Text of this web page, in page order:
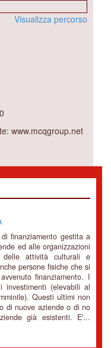
Visualizza percorso
www.mcqgroup.net
finanziamento gestita a
ed alle organizzazioni
delle attività culturali e
persone fisiche che si
finanziamento. I
investimenti (elevabili al
Questi ultimi non
di nuove aziende o di no
già esistenti. E'...